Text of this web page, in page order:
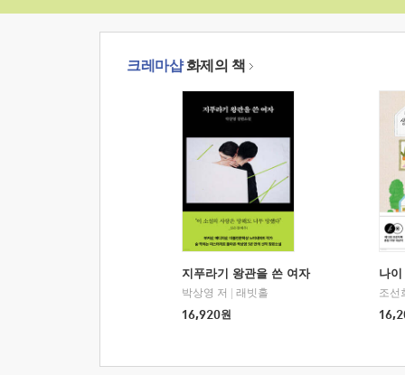
크레마샵화제의 책
지푸라기 왕관을 쓴 여자
박상영 저
래빗홀
16,920원
나
조선